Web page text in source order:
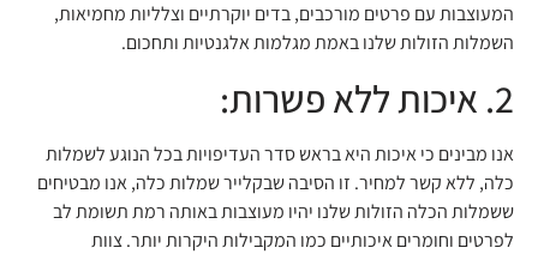
המעוצבות עם פרטים מורכבים, בדים יוקרתיים וצלליות מחמיאות,
השמלות הזולות שלנו באמת מגלמות אלגנטיות ותחכום.
2. איכות ללא פשרות:
אנו מבינים כי איכות היא בראש סדר העדיפויות בכל הנוגע לשמלות
כלה, ללא קשר למחיר. זו הסיבה שבקלייר שמלות כלה, אנו מבטיחים
ששמלות הכלה הזולות שלנו יהיו מעוצבות באותה רמת תשומת לב
לפרטים וחומרים איכותיים כמו המקבילות היקרות יותר. צוות